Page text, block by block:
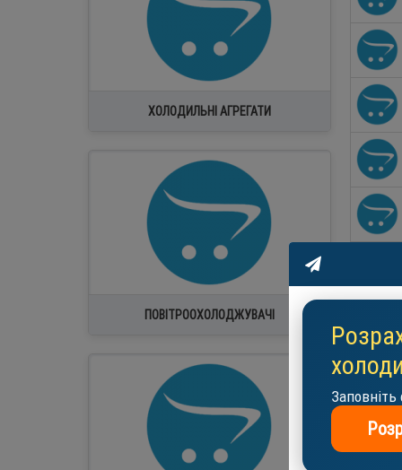
ХОЛОДИЛЬНІ АГРЕГАТИ
ПОВІТРООХОЛОДЖУВАЧІ